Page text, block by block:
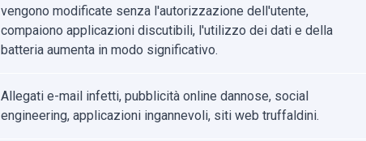
vengono modificate senza l'autorizzazione dell'utente,
compaiono applicazioni discutibili, l'utilizzo dei dati e della
batteria aumenta in modo significativo.
Allegati e-mail infetti, pubblicità online dannose, social
engineering, applicazioni ingannevoli, siti web truffaldini.